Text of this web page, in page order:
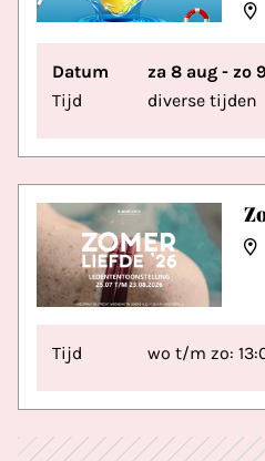
Datum
za 8 aug - zo
Tijd
diverse tijden
Tijd wo t/m zo: